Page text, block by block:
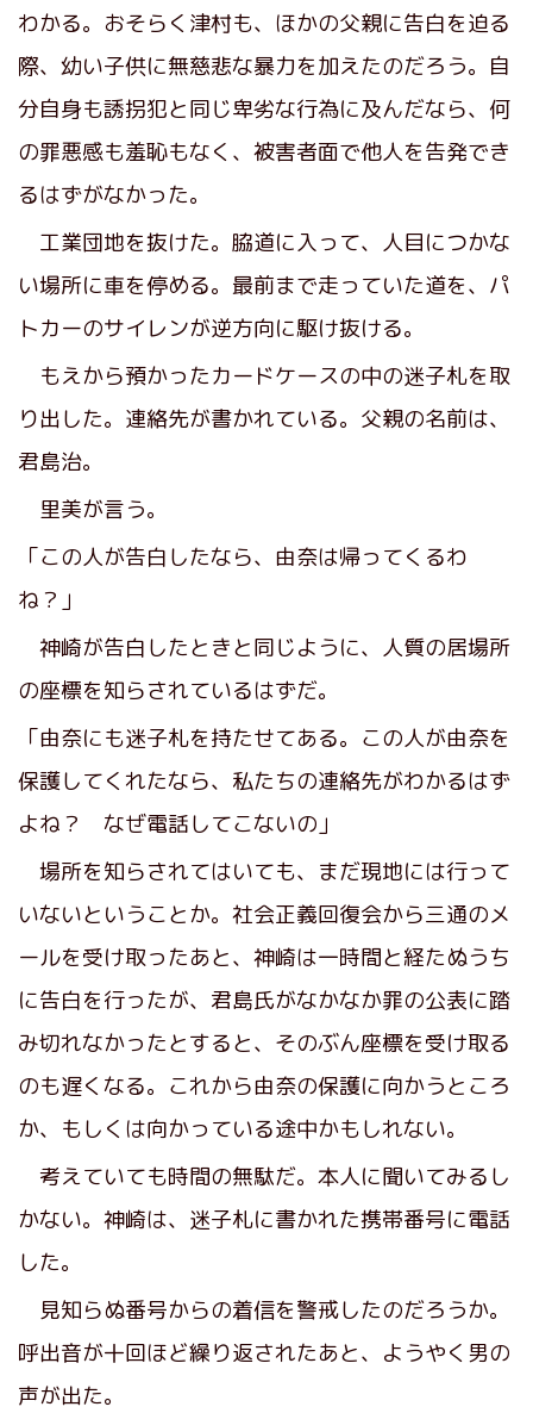
わかる。おそらく津村も、ほかの父親に告白を迫る
際、幼い子供に無慈悲な暴力を加えたのだろう。自
分自身も誘拐犯と同じ卑劣な行為に及んだなら、何
の罪悪感も羞恥もなく、被害者面で他人を告発でき
るはずがなかった。
工業団地を抜けた。脇道に入って、人目につかな
い場所に車を停める。最前まで走っていた道を、パ
トカーのサイレンが逆方向に駆け抜ける。
もえから預かったカードケースの中の迷子札を取
り出した。連絡先が書かれている。父親の名前は、
君島治。
里美が言う。
「この人が告白したなら、由奈は帰ってくるわ
ね？」
神崎が告白したときと同じように、人質の居場所
の座標を知らされているはずだ。
「由奈にも迷子札を持たせてある。この人が由奈を
保護してくれたなら、私たちの連絡先がわかるはず
よね？ なぜ電話してこないの」
場所を知らされてはいても、まだ現地には行って
いないということか。社会正義回復会から三通のメ
ールを受け取ったあと、神崎は一時間と経たぬうち
に告白を行ったが、君島氏がなかなか罪の公表に踏
み切れなかったとすると、そのぶん座標を受け取る
のも遅くなる。これから由奈の保護に向かうところ
か、もしくは向かっている途中かもしれない。
考えていても時間の無駄だ。本人に聞いてみるし
かない。神崎は、迷子札に書かれた携帯番号に電話
した。
見知らぬ番号からの着信を警戒したのだろうか。
呼出音が十回ほど繰り返されたあと、ようやく男の
声が出た。